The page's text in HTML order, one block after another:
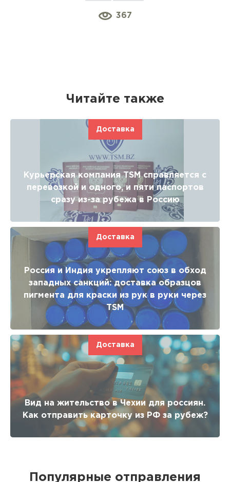
367
Читайте также
Доставка
Курьерская компания TSM справляется с
перевозкой и одного, и пяти паспортов
сразу из-за рубежа в Россию
Доставка
Россия и Индия укрепляют союз в обход
западных санкций: доставка образцов
пигмента для краски из рук в руки через
TSM
Доставка
Вид на жительство в Чехии для россиян.
Как отправить карточку из РФ за рубеж?
Популярные отправления